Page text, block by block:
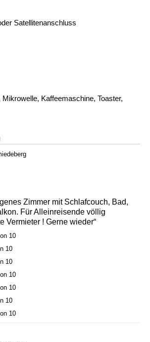
Satellitenanschluss
Kaffeemaschine, Toaster,
Zimmer mit Schlafcouch, Bad,
Für Alleinreisende völlig
Vermieter ! Gerne wieder“
10
10
10
10
10
10
10